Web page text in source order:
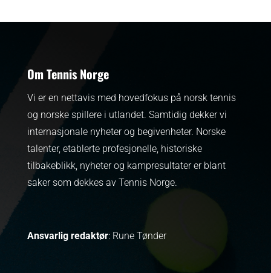
Om Tennis Norge
Vi er en nettavis med hovedfokus på norsk tennis
og norske spillere i utlandet. Samtidig dekker vi
internasjonale nyheter og begivenheter. Norske
talenter, etablerte profesjonelle, historiske
tilbakeblikk, nyheter og kampresultater er blant
saker som dekkes av Tennis Norge.
Ansvarlig redaktør: Rune Tønder